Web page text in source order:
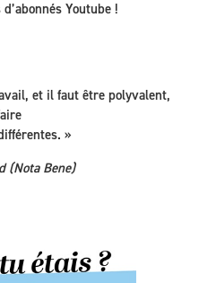
Youtube !
et il faut être polyvalent,
»
(Nota Bene)